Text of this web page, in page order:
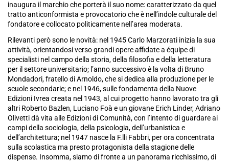
inaugura il marchio che porterà il suo nome: caratterizzato da quel
tratto anticonformista e provocatorio che è nell’indole culturale del
fondatore e collocato politicamente nell’area moderata.
Rilevanti però sono le novità: nel 1945 Carlo Marzorati inizia la sua
attività, orientandosi verso grandi opere affidate a équipe di
specialisti nel campo della storia, della filosofia e della letteratura
per il settore universitario; l’anno successivo è la volta di Bruno
Mondadori, fratello di Arnoldo, che si dedica alla produzione per le
scuole secondarie; e nel 1946, sulle fondamenta della Nuove
Edizioni Ivrea creata nel 1943, al cui progetto hanno lavorato tra gli
altri Roberto Bazlen, Luciano Foà e un giovane Erich Linder, Adriano
Olivetti dà vita alle Edizioni di Comunità, con l’intento di guardare ai
campi della sociologia, della psicologia, dell’urbanistica e
dell’architettura; nel 1947 nasce la F.lli Fabbri, per ora concentrata
sulla scolastica ma presto protagonista della stagione delle
dispense. Insomma, siamo di fronte a un panorama ricchissimo, di